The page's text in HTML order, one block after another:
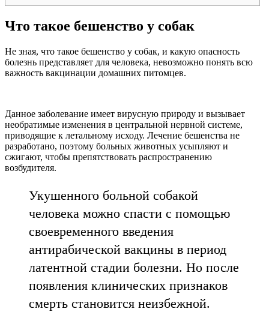
Что такое бешенство у собак
Не зная, что такое бешенство у собак, и какую опасность
болезнь представляет для человека, невозможно понять всю
важность вакцинации домашних питомцев.
Данное заболевание имеет вирусную природу и вызывает
необратимые изменения в центральной нервной системе,
приводящие к летальному исходу. Лечение бешенства не
разработано, поэтому больных животных усыпляют и
сжигают, чтобы препятствовать распространению
возбудителя.
Укушенного больной собакой
человека можно спасти с помощью
своевременного введения
антирабической вакцины в период
латентной стадии болезни. Но после
появления клинических признаков
смерть становится неизбежной.